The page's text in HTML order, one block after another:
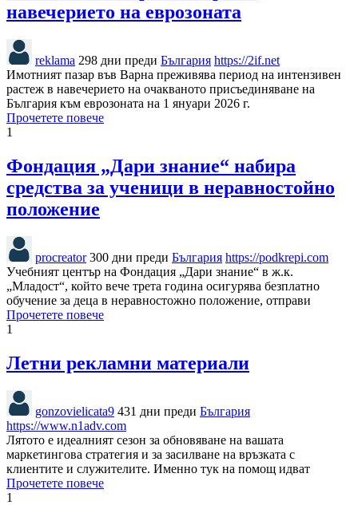
навечерието на еврозоната
reklama 298 дни преди България https://2if.net
Имотният пазар във Варна преживява период на интензивен
растеж в навечерието на очакваното присъединяване на
България към еврозоната на 1 януари 2026 г.
Прочетете повече
1
Фондация „Дари знание“ набира
средства за ученици в неравностойно
положение
procreator 300 дни преди България https://podkrepi.com
Учебният център на Фондация „Дари знание“ в ж.к.
„Младост“, който вече трета година осигурява безплатно
обучение за деца в неравностожно положение, отправи
Прочетете повече
1
Летни рекламни материали
gonzovielicata9 431 дни преди България
https://www.n1adv.com
Лятото е идеалният сезон за обновяване на вашата
маркетингова стратегия и за засилване на връзката с
клиентите и служителите. Именно тук на помощ идват
Прочетете повече
1